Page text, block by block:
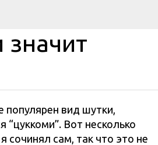
популярен вид шутки,
“цуккоми”. Вот несколько
сочинял сам, так что это не